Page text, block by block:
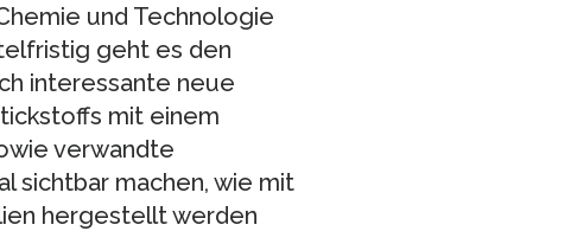
und Technologie
geht es den
interessante neue
mit einem
verwandte
sichtbar machen, wie mit
hergestellt werden